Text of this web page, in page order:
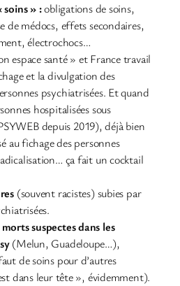
soins » :obligations de soins,
de médocs, effets secondaires,
électrochocs…
espace santé » et France travail
et la divulgation des
psychiatrisées. Et quand
hospitalisées sous
depuis 2019), déjà bien
au fichage des personnes
ça fait un cocktail
(souvent racistes) subies par
suspectes dans les
(Melun, Guadeloupe…),
de soins pour d’autres
dans leur tête », évidemment).